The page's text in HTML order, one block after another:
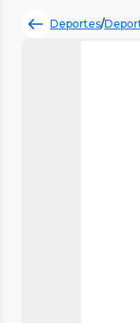
Deportes/